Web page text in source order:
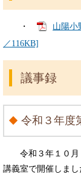
・
山陽小
／116KB]
議事録
令和３年度
令和３年１０月
講義室で開催しまし